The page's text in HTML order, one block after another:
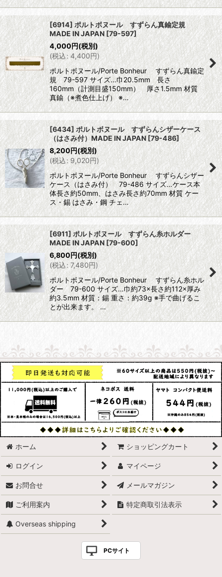
[6914] ポルトボヌール すずらん真鍮定規
MADE IN JAPAN [79-597]
4,000円(税別)
(税込: 4,400円)
ポルトボヌール/Porte Bonheur すずらん真鍮定
規 79-597 サイズ…巾20.5mm 長さ
160mm（計測目盛150mm） 厚さ1.5mm 材質
真鍮（※煮色仕上げ） ※…
[6434] ポルトボヌール すずらんシザーケース
（はさみ付）MADE IN JAPAN [79-486]
8,200円(税別)
(税込: 9,020円)
ポルトボヌール/Porte Bonheur すずらんシザー
ケース（はさみ付） 79-486 サイズ…ケース本
体長さ約50mm、はさみ長さ約70mm 材質 ケー
ス・錫 はさみ・鋼 チェ…
[6911] ポルトボヌール すずらん糸ホルダー
MADE IN JAPAN[79-600]
6,800円(税別)
(税込: 7,480円)
ポルトボヌール/Porte Bonheur すずらん糸ホル
ダー 79-600 サイズ…巾約73×長さ約112×厚み
約3.5mm 材質：錫 重さ：約39g ※手で曲げるこ
とが出来ます。 …
ホーム ショッピングカート
ログイン マイページ
お問合せ メールマガジン
ご利用案内 特定商取引法表示
Overseas shipping
PCサイト